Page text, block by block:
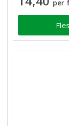
per
Fles